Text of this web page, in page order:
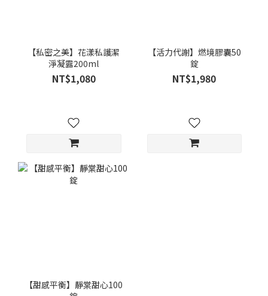
【私密之美】花漾私護潔
淨凝露200ml
NT$1,080
【活力代謝】燃境膠囊50
錠
NT$1,980
【甜感平衡】靜棠甜心100